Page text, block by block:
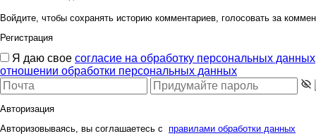
Войдите, чтобы сохранять историю комментариев, голосовать за
Регистрация
Я даю свое согласие на обработку персональных данных
отношении обработки персональных данных
Авторизация
Авторизовываясь, вы соглашаетесь с правилами обработки данных